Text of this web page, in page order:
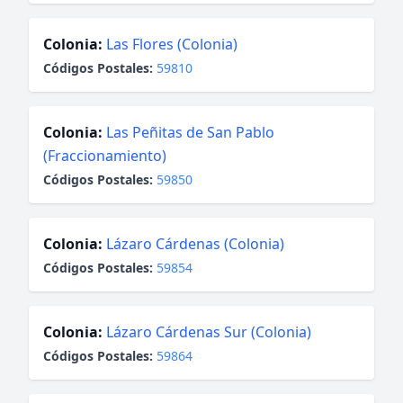
Colonia: Las Flores (Colonia)
Códigos Postales: 59810
Colonia: Las Peñitas de San Pablo
(Fraccionamiento)
Códigos Postales: 59850
Colonia: Lázaro Cárdenas (Colonia)
Códigos Postales: 59854
Colonia: Lázaro Cárdenas Sur (Colonia)
Códigos Postales: 59864